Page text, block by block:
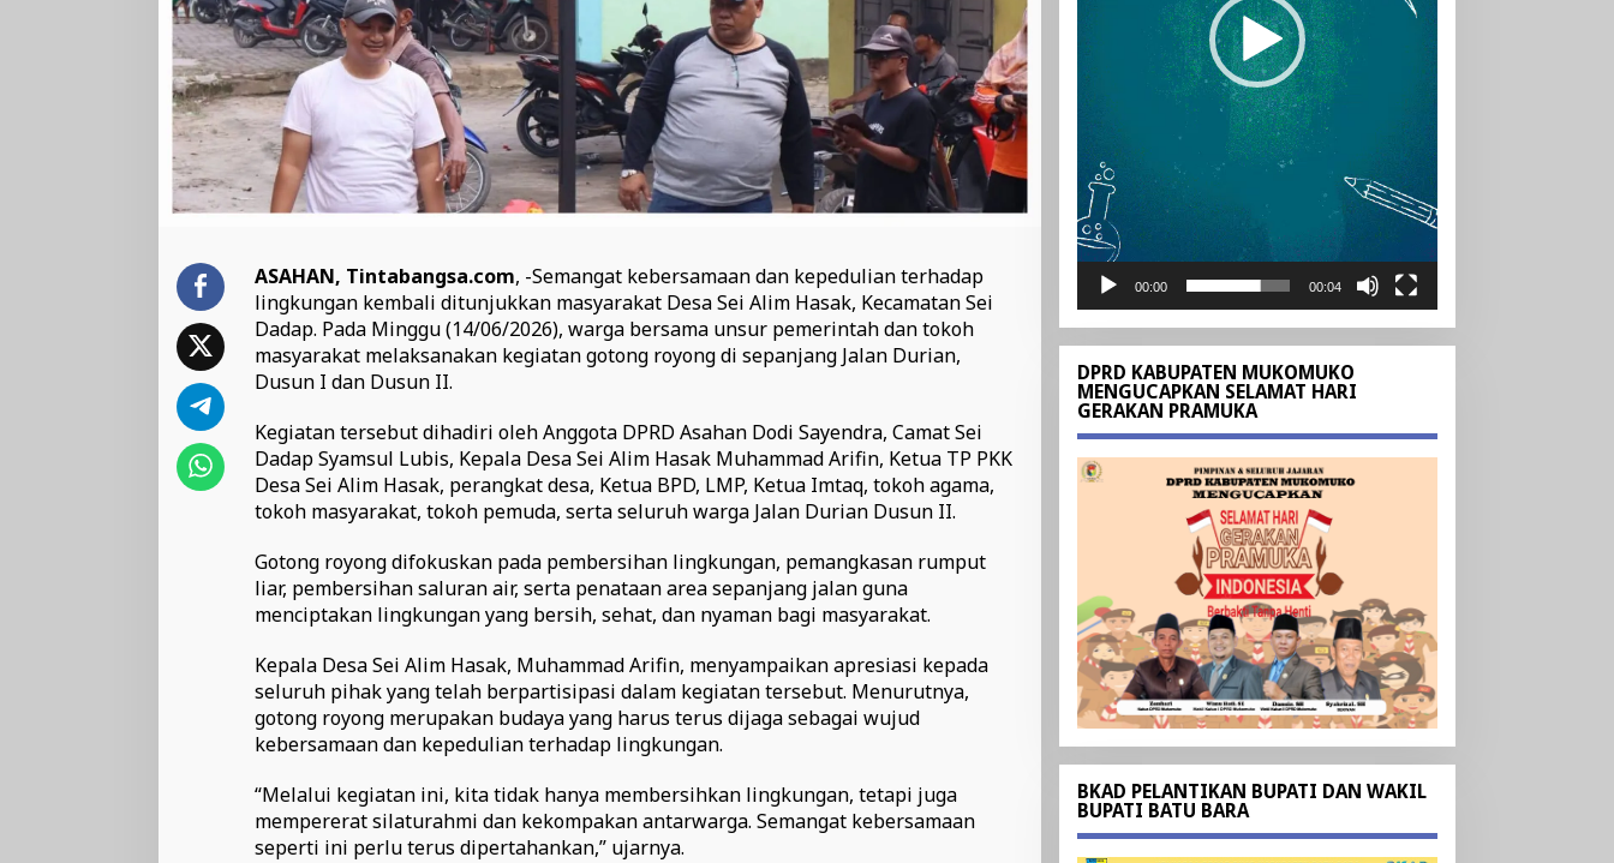
ASAHAN, Tintabangsa.com, -Semangat kebersamaan dan kepedulian terhadap
lingkungan kembali ditunjukkan masyarakat Desa Sei Alim Hasak, Kecamatan Sei
Dadap. Pada Minggu (14/06/2026), warga bersama unsur pemerintah dan tokoh
masyarakat melaksanakan kegiatan gotong royong di sepanjang Jalan Durian,
Dusun I dan Dusun II.
Kegiatan tersebut dihadiri oleh Anggota DPRD Asahan Dodi Sayendra, Camat Sei
Dadap Syamsul Lubis, Kepala Desa Sei Alim Hasak Muhammad Arifin, Ketua TP PKK
Desa Sei Alim Hasak, perangkat desa, Ketua BPD, LMP, Ketua Imtaq, tokoh agama,
tokoh masyarakat, tokoh pemuda, serta seluruh warga Jalan Durian Dusun II.
Gotong royong difokuskan pada pembersihan lingkungan, pemangkasan rumput
liar, pembersihan saluran air, serta penataan area sepanjang jalan guna
menciptakan lingkungan yang bersih, sehat, dan nyaman bagi masyarakat.
Kepala Desa Sei Alim Hasak, Muhammad Arifin, menyampaikan apresiasi kepada
seluruh pihak yang telah berpartisipasi dalam kegiatan tersebut. Menurutnya,
gotong royong merupakan budaya yang harus terus dijaga sebagai wujud
kebersamaan dan kepedulian terhadap lingkungan.
“Melalui kegiatan ini, kita tidak hanya membersihkan lingkungan, tetapi juga
mempererat silaturahmi dan kekompakan antarwarga. Semangat kebersamaan
seperti ini perlu terus dipertahankan,” ujarnya.
00:00 00:04
DPRD KABUPATEN MUKOMUKO
MENGUCAPKAN SELAMAT HARI
GERAKAN PRAMUKA
BKAD PELANTIKAN BUPATI DAN WAKIL
BUPATI BATU BARA